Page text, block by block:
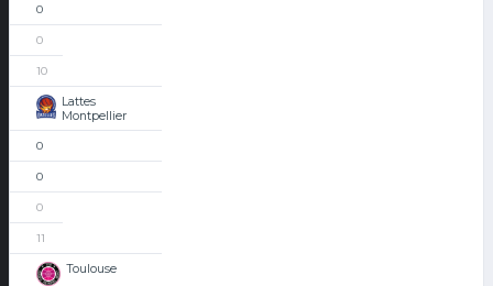
0
0
10
Lattes
Montpellier
0
0
0
11
Toulouse